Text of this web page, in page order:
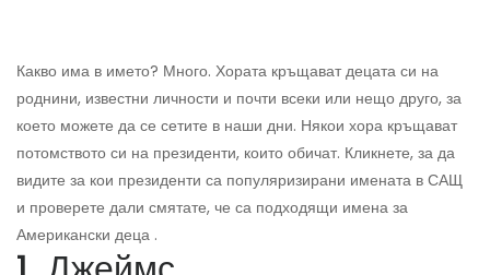
Какво има в името? Много. Хората кръщават децата си на
роднини, известни личности и почти всеки или нещо друго, за
което можете да се сетите в наши дни. Някои хора кръщават
потомството си на президенти, които обичат. Кликнете, за да
видите за кои президенти са популяризирани имената в САЩ
и проверете дали смятате, че са подходящи имена за
Американски деца .